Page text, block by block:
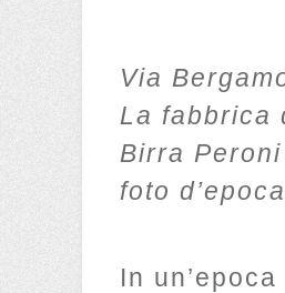
Via
La fabbrica
Birra
foto
In un’epoca